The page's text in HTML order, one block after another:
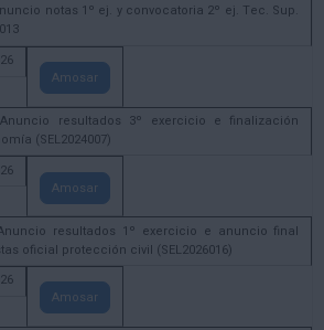
notas 1º ej. y convocatoria 2º ej. Tec. Sup.
Amosar
Anuncio resultados 3º exercicio e finalización
(SEL2024007)
Amosar
Anuncio resultados 1º exercicio e anuncio final
oficial protección civil (SEL2026016)
Amosar